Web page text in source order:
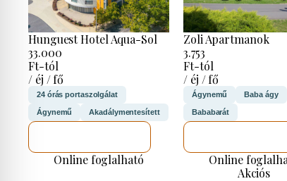
Hunguest Hotel Aqua-Sol
33.000
Ft-tól
/ éj / fő
24 órás portaszolgálat
Ágynemű Akadálymentesített
Online foglalható
Zoli Apartmanok
3.753
Ft-tól
/ éj / fő
Ágynemű Baba ágy
Bababarát
Online
Akciós